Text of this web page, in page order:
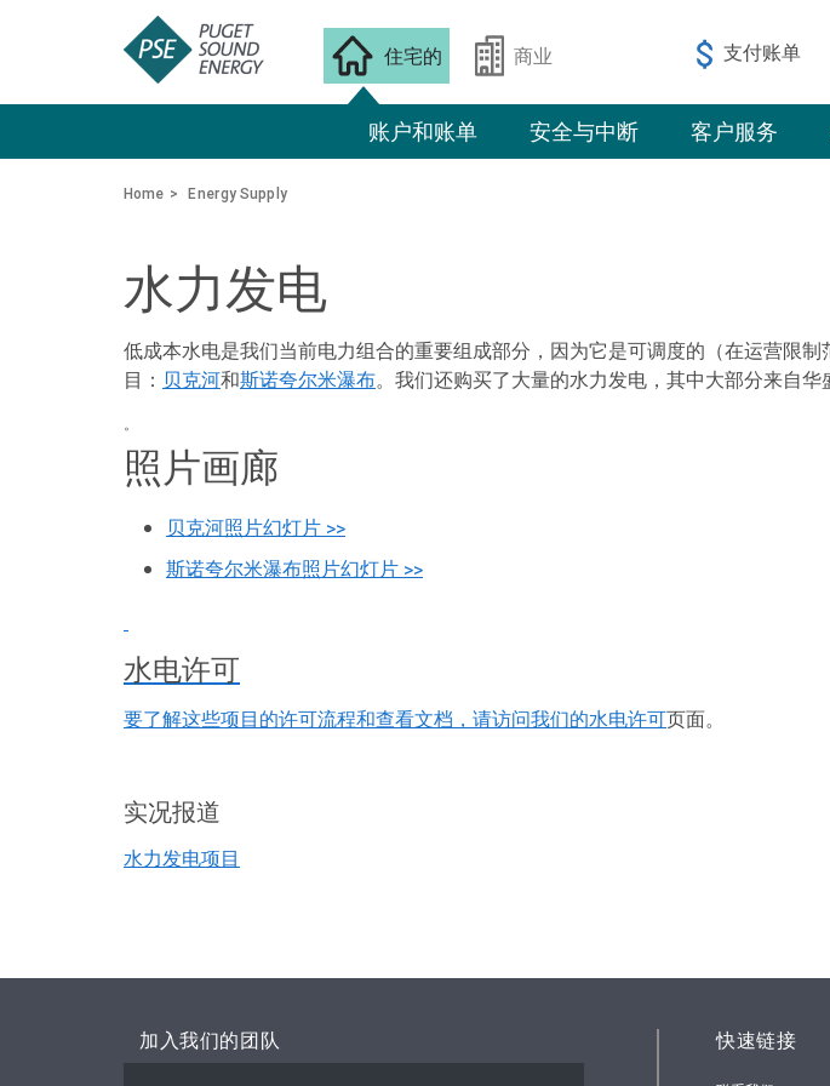
住宅的
账户和账单 安全与中断 客户服务
商业 支付账单
Home Energy Supply
水力发电
低成本水电是我们当前电力组合的重要组成部分，因为它是可调度的（在运营限
目： 贝克河和斯诺夸尔米瀑布。我们还购买了大量的水力发电，其中大部分来自
。
照片画廊
贝克河照片幻灯片 >>
斯诺夸尔米瀑布照片幻灯片 >>
水电许可
要了解这些项目的许可流程和查看文档，请访问我们的水电许可页面。
实况报道
水力发电项目
加入我们的团队 快速链接